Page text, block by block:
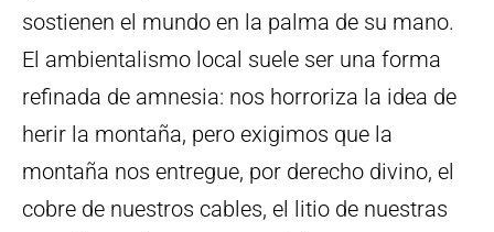
sostienen el mundo en la palma de su mano.
El ambientalismo local suele ser una forma
refinada de amnesia: nos horroriza la idea de
herir la montaña, pero exigimos que la
montaña nos entregue, por derecho divino, el
cobre de nuestros cables, el litio de nuestras